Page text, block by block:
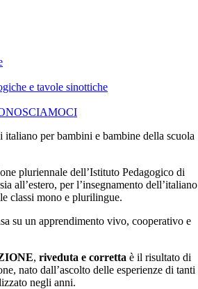
e tavole sinottiche
italiano per bambini e bambine della scuola
pluriennale dell’Istituto Pedagogico di
all’estero, per l’insegnamento dell’italiano
classi mono e plurilingue.
su un apprendimento vivo, cooperativo e
, riveduta e corretta è il risultato di
nato dall’ascolto delle esperienze di tanti
negli anni.